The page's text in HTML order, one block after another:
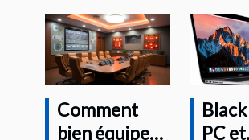
Comment
bien équiper
PC et